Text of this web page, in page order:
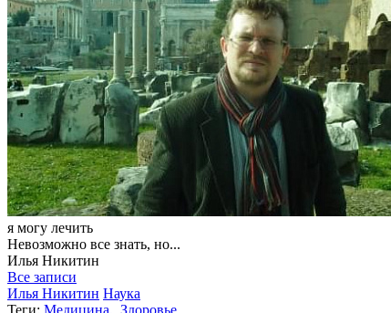
я могу лечить
Невозможно все знать, но...
Илья Никитин
Все записи
Илья Никитин Наука
Теги: Медицина, Здоровье